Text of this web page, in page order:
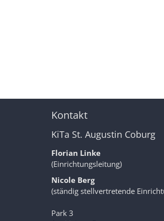
Kontakt
KiTa St. Augustin Coburg
Florian Linke
(Einrichtungsleitung)
Nicole Berg
(ständig stellvertretende
Park 3